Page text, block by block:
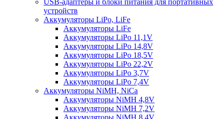
USB-адаптеры и блоки питания для портативных
устройств
Аккумуляторы LiPo, LiFe
Аккумуляторы LiFe
Аккумуляторы LiPo 11,1V
Аккумуляторы LiPo 14,8V
Аккумуляторы LiPo 18,5V
Аккумуляторы LiPo 22,2V
Аккумуляторы LiPo 3,7V
Аккумуляторы LiPo 7,4V
Аккумуляторы NiMH, NiCa
Аккумуляторы NiMH 4,8V
Аккумуляторы NiMH 7,2V
Аккумуляторы NiMH 8,4V